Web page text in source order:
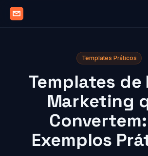
Templates Práticos
Templates de
Marketing
Convertem:
Exemplos